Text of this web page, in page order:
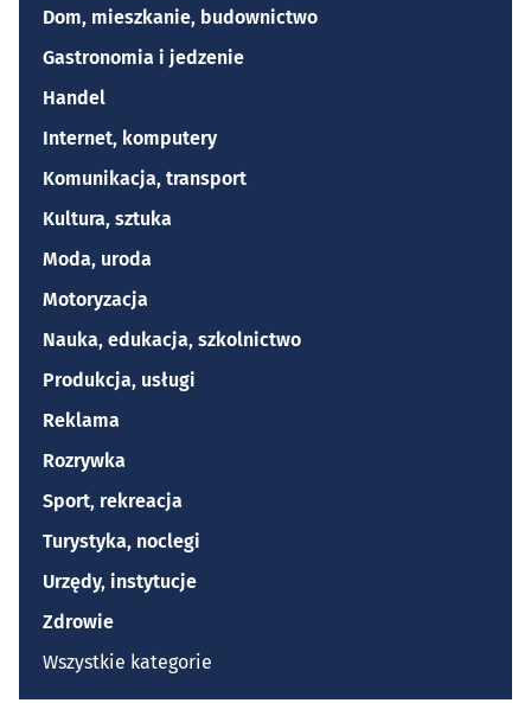
Dom, mieszkanie, budownictwo
Gastronomia i jedzenie
Handel
Internet, komputery
Komunikacja, transport
Kultura, sztuka
Moda, uroda
Motoryzacja
Nauka, edukacja, szkolnictwo
Produkcja, usługi
Reklama
Rozrywka
Sport, rekreacja
Turystyka, noclegi
Urzędy, instytucje
Zdrowie
Wszystkie kategorie